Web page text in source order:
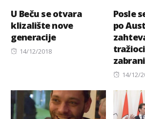
U Beču se otvara
klizalište nove
generacije
Posted
14/12/2018
Posle
po
Posted
14/12/